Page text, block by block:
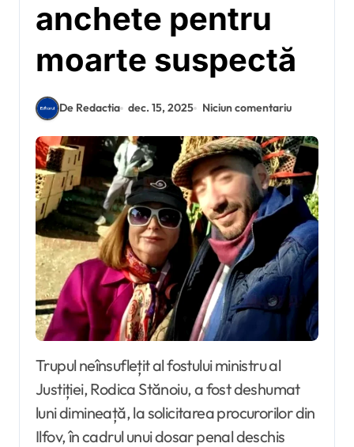
anchete pentru
moarte suspectă
De Redactia dec. 15, 2025 Niciun comentariu
Trupul neînsuflețit al fostului ministru al
Justiției, Rodica Stănoiu, a fost deshumat
luni dimineață, la solicitarea procurorilor din
Ilfov, în cadrul unui dosar penal deschis